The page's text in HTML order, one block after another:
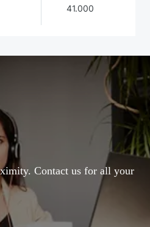
41.000
Contact us for all your